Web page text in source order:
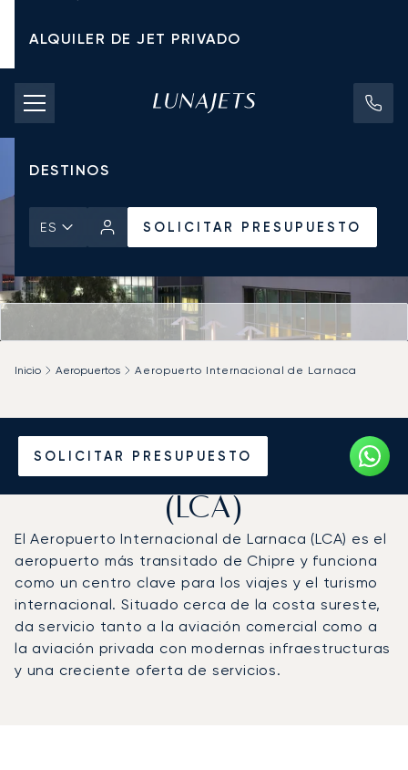
ALQUILER DE JET PRIVADO
TARIFAS DE CHÁRTER
JETS PRIVADOS
DESTINOS
ES SOLICITAR PRESUPUESTO
SOLICITAR PRESUPUESTO
Inicio Aeropuertos Aeropuerto Internacional de Larnaca
Vuele en Jet Privado al
Aeropuerto de Larnaca
(LCA)
El Aeropuerto Internacional de Larnaca (LCA) es el
aeropuerto más transitado de Chipre y funciona
como un centro clave para los viajes y el turismo
internacional. Situado cerca de la costa sureste,
da servicio tanto a la aviación comercial como a
la aviación privada con modernas infraestructuras
y una creciente oferta de servicios.